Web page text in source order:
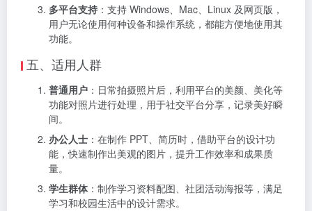
多平台支持 ：支持 Windows、Mac、Linux 及网页版，
用户无论使用何种设备和操作系统，都能方便地使用其
功能。
五、适用人群
普通用户 ：日常拍摄照片后，利用平台的美颜、美化等
功能对照片进行处理，用于社交平台分享，记录美好瞬
间。
办公人士 ：在制作 PPT、简历时，借助平台的设计功
能，快速制作出美观的图片，提升工作效率和成果质
量。
学生群体：制作学习资料配图、社团活动海报等，满足
学习和校园生活中的设计需求。